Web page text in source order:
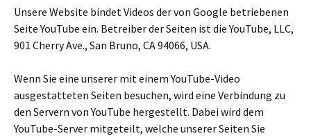
Unsere Website bindet Videos der von Google betriebenen
Seite YouTube ein. Betreiber der Seiten ist die YouTube, LLC,
901 Cherry Ave., San Bruno, CA 94066, USA.
Wenn Sie eine unserer mit einem YouTube-Video
ausgestatteten Seiten besuchen, wird eine Verbindung zu
den Servern von YouTube hergestellt. Dabei wird dem
YouTube-Server mitgeteilt, welche unserer Seiten Sie